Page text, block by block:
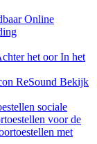
Online
het oorIn het
ReSound Bekijk
sociale
voor de
met